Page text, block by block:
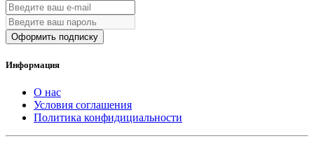
Оформить подписку
Информация
О нас
Условия соглашения
Политика конфидициальности